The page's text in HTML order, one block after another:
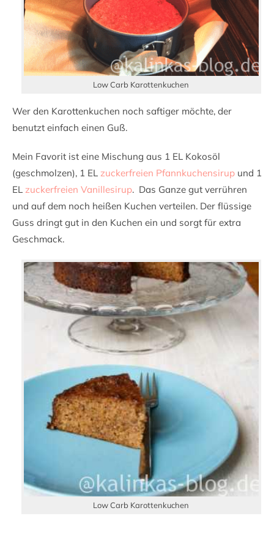
Low Carb Karottenkuchen
Wer den Karottenkuchen noch saftiger möchte, der
benutzt einfach einen Guß.
Mein Favorit ist eine Mischung aus 1 EL Kokosöl
(geschmolzen), 1 EL zuckerfreien Pfannkuchensirup und 1
EL zuckerfreien Vanillesirup. Das Ganze gut verrühren
und auf dem noch heißen Kuchen verteilen. Der flüssige
Guss dringt gut in den Kuchen ein und sorgt für extra
Geschmack.
Low Carb Karottenkuchen